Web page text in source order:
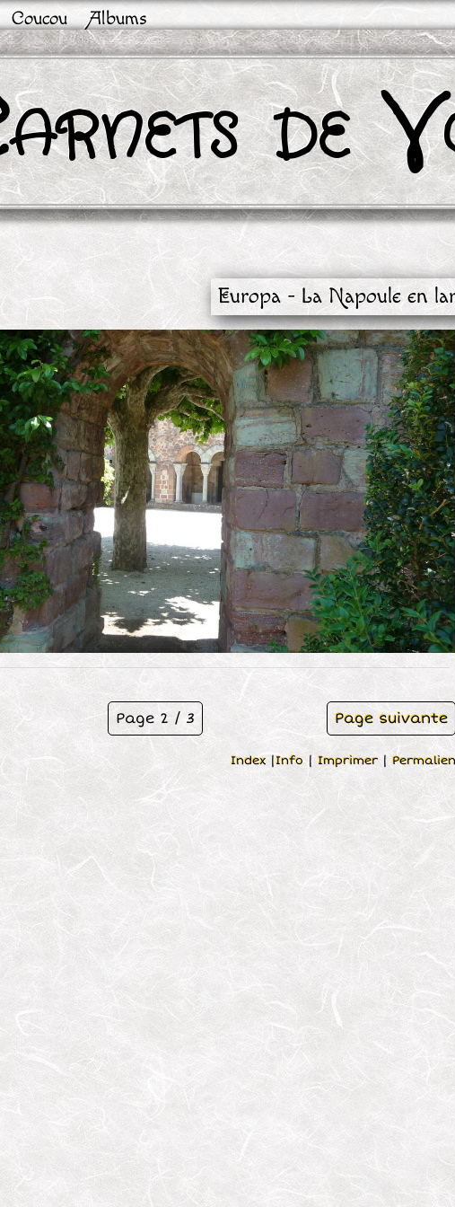
Coucou Albums
de
Europa - La Napoule en
Page 2 / 3 Page suivante
Index|Info | Imprimer| Permalien